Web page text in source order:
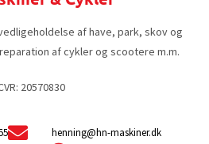
af have, park, skov og
af cykler og scootere m.m.
20570830
henning@hn-maskiner.dk